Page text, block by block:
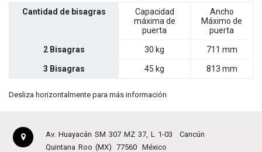
Cantidad de bisagras
Capacidad
máxima de
puerta
Ancho
Máximo de
puerta
2 Bisagras 30 kg 711 mm
3 Bisagras 45 kg 813 mm
Desliza horizontalmente para más información
Av. Huayacán SM 307 MZ 37, L 1-03
Cancún
Quintana Roo (MX)
77560 México